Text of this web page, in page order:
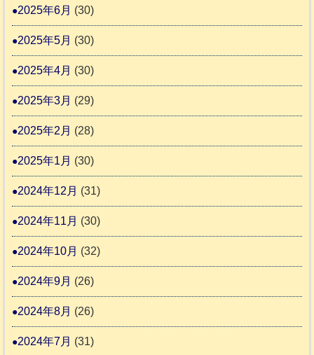
2025年6月 (30)
2025年5月 (30)
2025年4月 (30)
2025年3月 (29)
2025年2月 (28)
2025年1月 (30)
2024年12月 (31)
2024年11月 (30)
2024年10月 (32)
2024年9月 (26)
2024年8月 (26)
2024年7月 (31)